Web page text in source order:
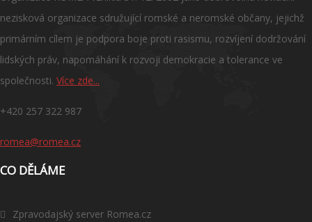
nezisková organizace sdružující romské a neromské občany, jejichž
primárním cílem je podpora boje proti rasismu, rozvíjení dodržování
lidských práv, napomáhání k rozvoji demokracie a tolerance ve
společnosti. Více zde...
+420 257 322 987
romea@romea.cz
CO DĚLÁME
Zpravodajský server Romea.cz